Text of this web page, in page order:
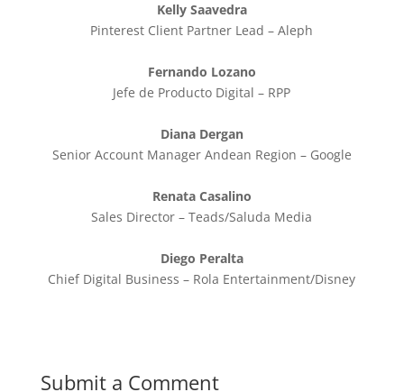
Kelly Saavedra
Pinterest Client Partner Lead – Aleph
Fernando Lozano
Jefe de Producto Digital – RPP
Diana Dergan
Senior Account Manager Andean Region – Google
Renata Casalino
Sales Director – Teads/Saluda Media
Diego Peralta
Chief Digital Business – Rola Entertainment/Disney
Submit a Comment